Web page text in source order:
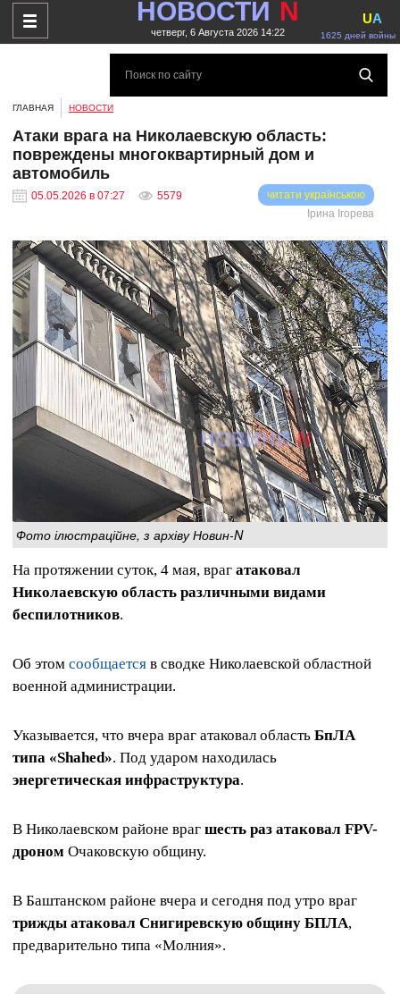
НОВОСТИ N
четверг, 6 Августа 2026 14:22 1625 дней войны
UA
ГЛАВНАЯ НОВОСТИ
Атаки врага на Николаевскую область:
повреждены многоквартирный дом и
автомобиль
05.05.2026 в 07:27 5579
читати українською
Ірина Ігорева
Фото ілюстраційне, з архіву Новин-N
На протяжении суток, 4 мая, враг атаковал
Николаевскую область различными видами
беспилотников.
Об этом сообщается в сводке Николаевской областной
военной администрации.
Указывается, что вчера враг атаковал область БпЛА
типа «Shahed». Под ударом находилась
энергетическая инфраструктура.
В Николаевском районе враг шесть раз атаковал FPV-
дроном Очаковскую общину.
В Баштанском районе вчера и сегодня под утро враг
трижды атаковал Снигиревскую общину БПЛА,
предварительно типа «Молния».